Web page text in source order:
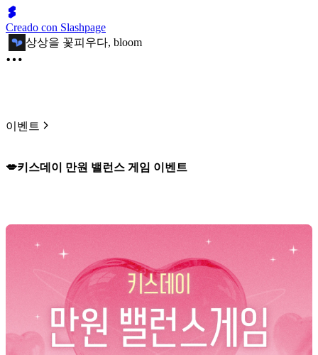
Creado con Slashpage
상상을 꽃피우다, bloom
이벤트
💋키스데이 만원 밸런스 게임 이벤트